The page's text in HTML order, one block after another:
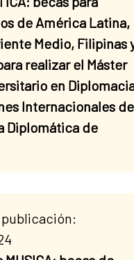
de América Latina,
Medio, Filipinas
realizar el Máster
en
Internacionales de
Diplomática de